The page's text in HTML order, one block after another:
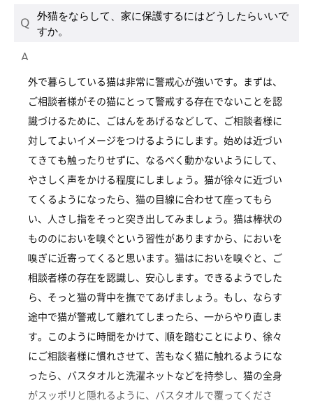
外猫をならして、家に保護するにはどうしたらいいで
すか。
外で暮らしている猫は非常に警戒心が強いです。まずは、
ご相談者様がその猫にとって警戒する存在でないことを認
識づけるために、ごはんをあげるなどして、ご相談者様に
対してよいイメージをつけるようにします。始めは近づい
てきても触ったりせずに、なるべく動かないようにして、
やさしく声をかける程度にしましょう。猫が徐々に近づい
てくるようになったら、猫の目線に合わせて座ってもら
い、人さし指をそっと突き出してみましょう。猫は棒状の
もののにおいを嗅ぐという習性がありますから、においを
嗅ぎに近寄ってくると思います。猫はにおいを嗅ぐと、ご
相談者様の存在を認識し、安心します。できるようでした
ら、そっと猫の背中を撫でてあげましょう。もし、ならす
途中で猫が警戒して離れてしまったら、一からやり直しま
す。このように時間をかけて、順を踏むことにより、徐々
にご相談者様に慣れさせて、苦もなく猫に触れるようにな
ったら、バスタオルと洗濯ネットなどを持参し、猫の全身
がスッポリと隠れるように、バスタオルで覆ってくださ